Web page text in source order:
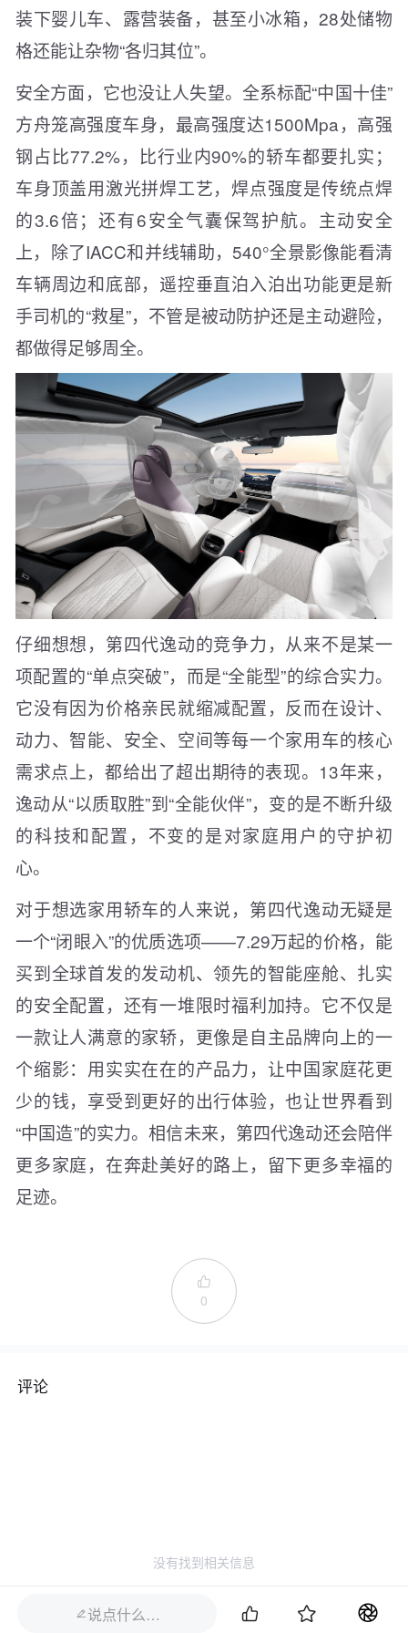
装下婴儿车、露营装备，甚至小冰箱，28处储物
格还能让杂物“各归其位”。
安全方面，它也没让人失望。全系标配“中国十佳”
方舟笼高强度车身，最高强度达1500Mpa，高强
钢占比77.2%，比行业内90%的轿车都要扎实；
车身顶盖用激光拼焊工艺，焊点强度是传统点焊
的3.6倍；还有6安全气囊保驾护航。主动安全
上，除了IACC和并线辅助，540°全景影像能看清
车辆周边和底部，遥控垂直泊入泊出功能更是新
手司机的“救星”，不管是被动防护还是主动避险，
都做得足够周全。
仔细想想，第四代逸动的竞争力，从来不是某一
项配置的“单点突破”，而是“全能型”的综合实力。
它没有因为价格亲民就缩减配置，反而在设计、
动力、智能、安全、空间等每一个家用车的核心
需求点上，都给出了超出期待的表现。13年来，
逸动从“以质取胜”到“全能伙伴”，变的是不断升级
的科技和配置，不变的是对家庭用户的守护初
心。
对于想选家用轿车的人来说，第四代逸动无疑是
一个“闭眼入”的优质选项——7.29万起的价格，能
买到全球首发的发动机、领先的智能座舱、扎实
的安全配置，还有一堆限时福利加持。它不仅是
一款让人满意的家轿，更像是自主品牌向上的一
个缩影：用实实在在的产品力，让中国家庭花更
少的钱，享受到更好的出行体验，也让世界看到
“中国造”的实力。相信未来，第四代逸动还会陪伴
更多家庭，在奔赴美好的路上，留下更多幸福的
足迹。

0
评论
没有找到相关信息
说点什么…  